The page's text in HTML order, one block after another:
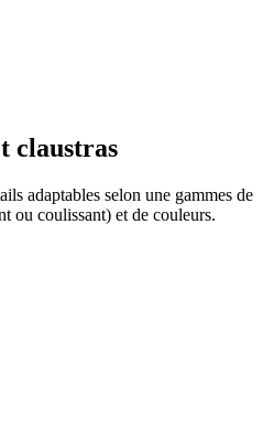
claustras
adaptables selon une gammes de
ou coulissant) et de couleurs.